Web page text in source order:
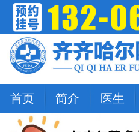
首页 简介 医生